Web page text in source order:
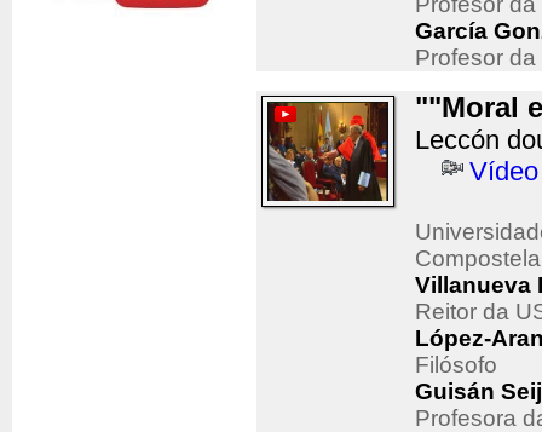
García
Profesor
""Moral
Leccón
Vídeo
Compostela
Villanueva
Reitor da
López-
Filósofo
Guisán
Profesora